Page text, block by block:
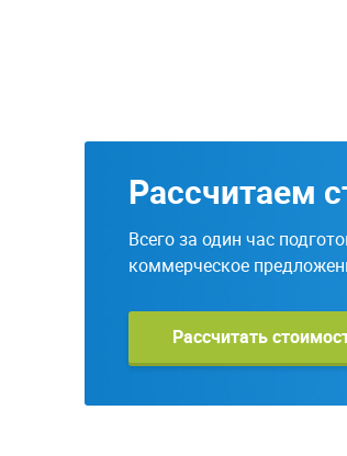
Рассчитаем
Всего за один час
коммерческое
Рассчитать